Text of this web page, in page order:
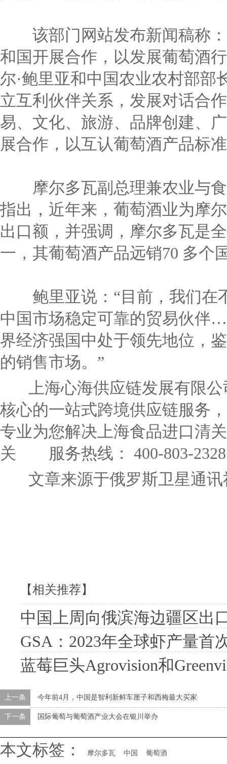
该部门网站发布新闻稿称：
和国开展合作，以发展葡萄酒
尔·鲍里亚和中国农业农村部
立互利伙伴关系，发展对话合
易、文化、旅游、品牌创建、
展合作，以互认葡萄酒产品标
摩尔多瓦副总理兼农业与食
指出，近年来，葡萄酒业为摩
出口额，并强调，摩尔多瓦是
一，其葡萄酒产品远销70 多个
鲍里亚说： “目前，我们在
中国市场稳定可靠的贸易伙伴
界经济强国中处于领先地位，
的销售市场。”
上海心海供应链发展有限公
核心的一站式跨境供应链服务
专业为您解决上海食品进口清
关 服务热线： 400-803-2328
文章来源于俄罗斯卫星通讯
【相关推荐】
中国上周向俄滨海边疆区出
GSA：2023年全球虾产量首次负
蓝莓巨头Agrovision和
上一条 今年前4月，中国是智利新鲜车厘子和西梅最大买家
下一条 国际葡萄与葡萄酒产业大会在银川举办
本文标签： 摩尔多瓦 中国 葡萄酒